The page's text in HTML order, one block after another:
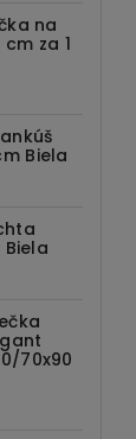
na
za 1
Biela
70x90